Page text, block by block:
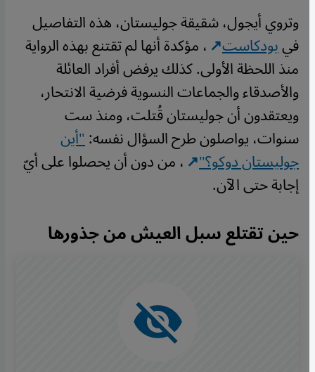
وتروي أيجول، شقيقة جوليستان، هذه التفاصيل
فيبودكاست ، مؤكدة أنها لم تقتنع بهذه الرواية
منذ اللحظة الأولى. كذلك يرفض أفراد العائلة
والأصدقاء والجماعات النسوية فرضية الانتحار،
ويعتقدون أن جوليستان قُتلت، ومنذ ست
سنوات، يواصلون طرح السؤال نفسه:"أين
جوليستان دوكو؟" ، من دون أن يحصلوا على أيّ
إجابة حتى الآن.
حين تقتلع سبل العيش من جذورها